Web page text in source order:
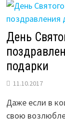
В
2026
ГОДУ
День
подарки
11.10.2017
Даже если в
свою